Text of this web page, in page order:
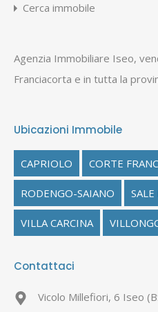
Cerca immobile
Agenzia Immobiliare Iseo,
Franciacorta e in tutta la
Ubicazioni Immobile
CAPRIOLO CORTE
RODENGO-SAIANO
VILLA CARCINA
Contattaci
Vicolo Millefiori, 6 Iseo